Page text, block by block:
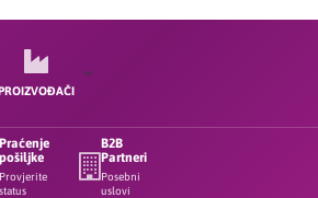
Praćenje
pošiljke
Provjerite
status
B2B
Partneri
Posebni
uslovi